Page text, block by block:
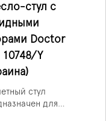
санитарным
которое легко
вручную
использования.
стул с
Doctor
10748/Y
стул
для